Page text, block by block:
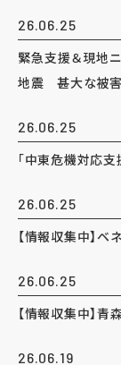
26.06.25
緊急支援＆現地
地震 甚大な被
26.06.25
「中東危機対応支
26.06.25
【情報収集中】
26.06.25
【情報収集中】
26.06.19